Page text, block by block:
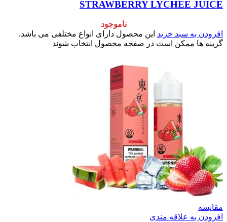
STRAWBERRY LYCHEE JUICE
ناموجود
افزودن به سبد خرید این محصول دارای انواع مختلفی می باشد.
گزینه ها ممکن است در صفحه محصول انتخاب شوند
مقایسه
افزودن به علاقه مندی